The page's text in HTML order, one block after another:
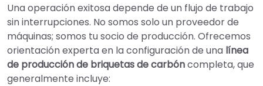
Una operación exitosa depende de un flujo de trabajo
sin interrupciones. No somos solo un proveedor de
máquinas; somos tu socio de producción. Ofrecemos
orientación experta en la configuración de una línea
de producción de briquetas de carbóncompleta, que
generalmente incluye: